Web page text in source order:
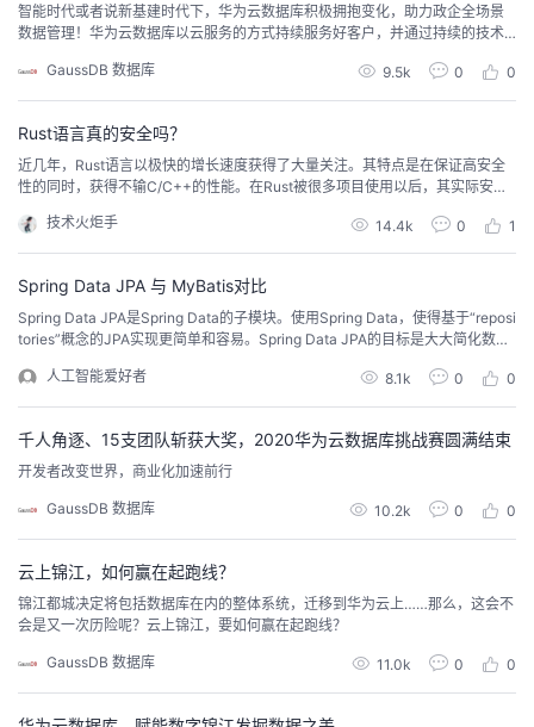
的
我
藏
技
支
的
声
议
智能时代或者说新基建时代下，华为云数据库积极拥抱变化，助力政企全场景
数据管理！华为云数据库以云服务的方式持续服务好客户，并通过持续的技术
选。 GaussDB 数据库 9.5k 0 0
Rust语言真的安全吗？
近几年，Rust语言以极快的增长速度获得了大量关注。其特点是在保证高安全
性的同时，获得不输C/C++的性能。在Rust被很多项目使用以后，其实际安全
技术火炬手
14.4k 0 1
Spring Data JPA 与 MyBatis对比
Spring Data JPA是Spring Data的子模块。使用Spring Data，使得基于“reposi
tories”概念的JPA实现更简单和容易。Spring Data JPA的目标是大大简化数据
中包含一些个性化的查询方法，Spring Data JPA将自动实现查询方法。JPA默
认使用hiberna...
人工智能爱好者 8.1k 0 0
千人角逐、15支团队斩获大奖，2020华为云数据库挑战赛圆满结束
开发者改变世界，商业化加速前行
GaussDB 数据库 10.2k 0 0
云上锦江，如何赢在起跑线？
锦江都城决定将包括数据库在内的整体系统，迁移到华为云上……那么，这会不
会是又一次历险呢？云上锦江，要如何赢在起跑线？
GaussDB 数据库 11.0k 0 0